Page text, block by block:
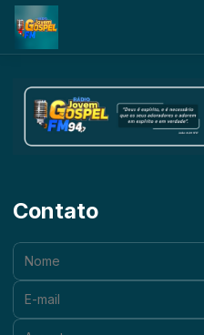
Contato
Nome:
E-mail:
Assunto: